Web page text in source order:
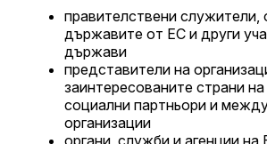
правителствени служители,
държавите от ЕС и други
държави
представители на
заинтересованите страни
социални партньори и
организации